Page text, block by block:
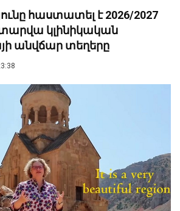
հաստատել է 2026/2027
կլինիկական
անվճար տեղերը